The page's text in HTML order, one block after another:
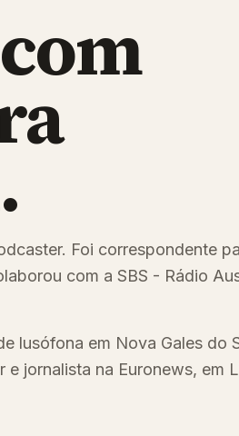
Foi correspondente
com a SBS - Rádio
lusófona em Nova Gales do
jornalista na Euronews, em